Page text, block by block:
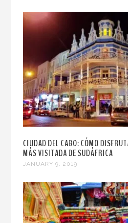
CIUDAD DEL CABO: CÓMO
MÁS VISITADA DE SUDÁFRICA
JANUARY 9, 2019